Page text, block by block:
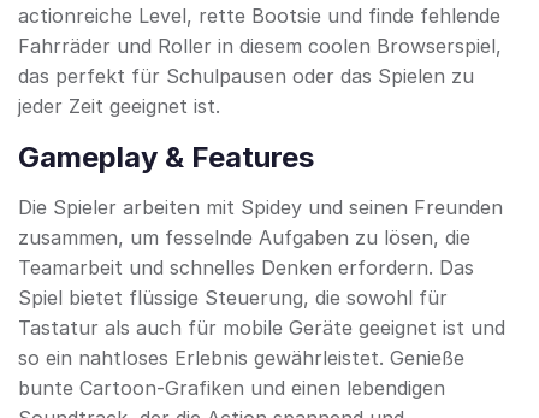
actionreiche Level, rette Bootsie und finde fehlende
Fahrräder und Roller in diesem coolen Browserspiel,
das perfekt für Schulpausen oder das Spielen zu
jeder Zeit geeignet ist.
Gameplay & Features
Die Spieler arbeiten mit Spidey und seinen Freunden
zusammen, um fesselnde Aufgaben zu lösen, die
Teamarbeit und schnelles Denken erfordern. Das
Spiel bietet flüssige Steuerung, die sowohl für
Tastatur als auch für mobile Geräte geeignet ist und
so ein nahtloses Erlebnis gewährleistet. Genieße
bunte Cartoon-Grafiken und einen lebendigen